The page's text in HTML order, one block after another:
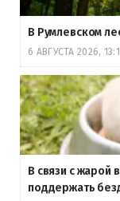
В Румлевском
6 АВГУСТА 2026,
В связи с жарой
поддержать